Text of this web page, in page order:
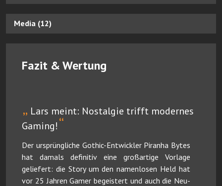
Media (12)
Fazit & Wertung
„ Lars meint: Nostalgie trifft modernes
Gaming!“
Der ursprüngliche Gothic-Entwickler Piranha Bytes
hat damals definitiv eine großartige Vorlage
geliefert: die Story um den namenlosen Held hat
vor 25 Jahren Gamer begeistert und auch die Neu-